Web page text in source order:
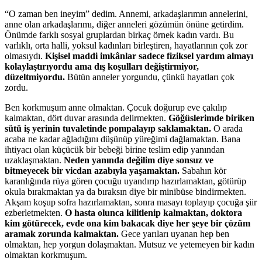
“O zaman ben ineyim” dedim. Annemi, arkadaşlarımın annelerini,
anne olan arkadaşlarımı, diğer anneleri gözümün önüne getirdim.
Önümde farklı sosyal gruplardan birkaç örnek kadın vardı. Bu
varlıklı, orta halli, yoksul kadınları birleştiren, hayatlarının çok zor
olmasıydı. Kişisel maddi imkânlar sadece fiziksel yardım almayı
kolaylaştırıyordu ama dış koşulları değiştirmiyor,
düzeltmiyordu. Bütün anneler yorgundu, çünkü hayatları çok
zordu.
Ben korkmuşum anne olmaktan. Çocuk doğurup eve çakılıp
kalmaktan, dört duvar arasında delirmekten. Göğüslerimde biriken
sütü iş yerinin tuvaletinde pompalayıp saklamaktan. O arada
acaba ne kadar ağladığını düşünüp yüreğimi dağlamaktan. Bana
ihtiyacı olan küçücük bir bebeği birine teslim edip yanından
uzaklaşmaktan. Neden yanında değilim diye sonsuz ve
bitmeyecek bir vicdan azabıyla yaşamaktan. Sabahın kör
karanlığında rüya gören çocuğu uyandırıp hazırlamaktan, götürüp
okula bırakmaktan ya da bıraksın diye bir minibüse bindirmekten.
Akşam koşup sofra hazırlamaktan, sonra masayı toplayıp çocuğa şiir
ezberletmekten. O hasta olunca kilitlenip kalmaktan, doktora
kim götürecek, evde ona kim bakacak diye her şeye bir çözüm
aramak zorunda kalmaktan. Gece yarıları uyanan hep ben
olmaktan, hep yorgun dolaşmaktan. Mutsuz ve yetemeyen bir kadın
olmaktan korkmuşum.